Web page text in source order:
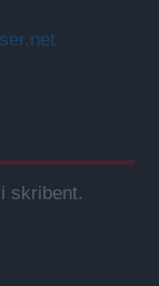
skribent.